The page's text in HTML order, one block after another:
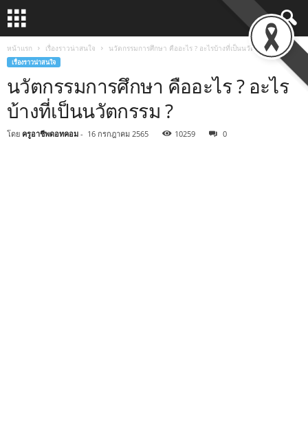
หน้าแรก เรื่องราวน่าสนใจ นวัตกรรมการศึกษา คืออะไร ? อะไรบ้างที่เป็นนวัตกรรม ?
เรื่องราวน่าสนใจ
นวัตกรรมการศึกษา คืออะไร ? อะไร
บ้างที่เป็นนวัตกรรม ?
โดย ครูอาชีพดอทคอม - 16 กรกฎาคม 2565 10259 0